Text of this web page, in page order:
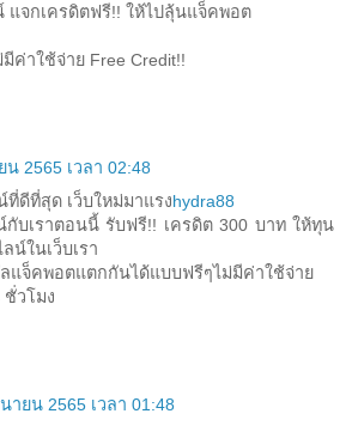
แจกเครดิตฟรี!! ให้ไปลุ้นแจ็คพอต
ค่าใช้จ่าย Free Credit!!
น 2565 เวลา 02:48
ดีที่สุด เว็บใหม่มาแรงhydra88
บเราตอนนี้ รับฟรี!! เครดิต 300 บาท ให้ทุน
น์ในเว็บเรา
แจ็คพอตแตกกันได้แบบฟรีๆไม่มีค่าใช้จ่าย
ชั่วโมง
ายน 2565 เวลา 01:48